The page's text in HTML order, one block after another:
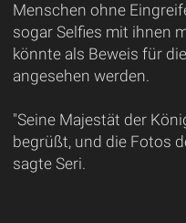
Menschen ohne
sogar Selfies mit ihnen
könnte als Beweis für
angesehen werden.
"Seine Majestät der
begrüßt, und die Fotos
sagte Seri.